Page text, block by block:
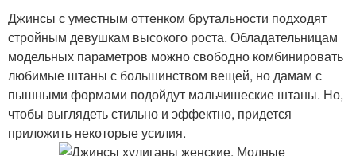
Джинсы с уместным оттенком брутальности подходят
стройным девушкам высокого роста. Обладательницам
модельных параметров можно свободно комбинировать
любимые штаны с большинством вещей, но дамам с
пышными формами подойдут мальчишеские штаны. Но,
чтобы выглядеть стильно и эффектно, придется
приложить некоторые усилия.